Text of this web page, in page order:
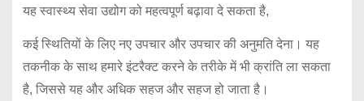
यह स्वास्थ्य सेवा उद्योग को महत्वपूर्ण बढ़ावा दे सकता है,
कई स्थितियों के लिए नए उपचार और उपचार की अनुमति देना। यह
तकनीक के साथ हमारे इंटरैक्ट करने के तरीके में भी क्रांति ला सकता
है, जिससे यह और अधिक सहज और सहज हो जाता है।